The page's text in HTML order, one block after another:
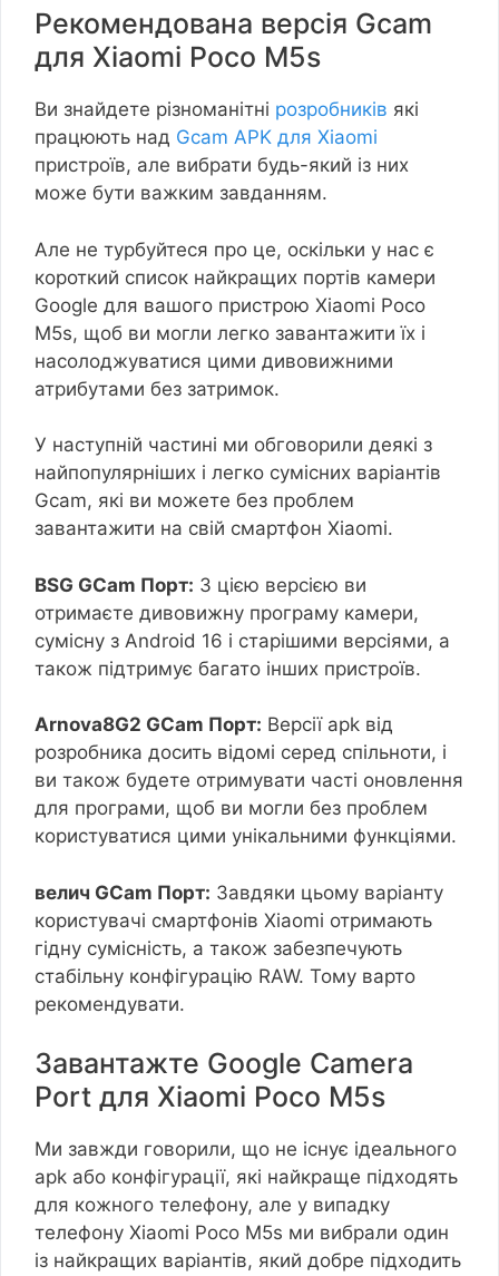
Рекомендована версія Gcam
для Xiaomi Poco M5s
Ви знайдете різноманітні розробників які
працюють над Gcam APK для Xiaomi
пристроїв, але вибрати будь-який із них
може бути важким завданням.
Але не турбуйтеся про це, оскільки у нас є
короткий список найкращих портів камери
Google для вашого пристрою Xiaomi Poco
M5s, щоб ви могли легко завантажити їх і
насолоджуватися цими дивовижними
атрибутами без затримок.
У наступній частині ми обговорили деякі з
найпопулярніших і легко сумісних варіантів
Gcam, які ви можете без проблем
завантажити на свій смартфон Xiaomi.
BSG GCam Порт: З цією версією ви
отримаєте дивовижну програму камери,
сумісну з Android 16 і старішими версіями, а
також підтримує багато інших пристроїв.
Arnova8G2 GCam Порт: Версії apk від
розробника досить відомі серед спільноти, і
ви також будете отримувати часті оновлення
для програми, щоб ви могли без проблем
користуватися цими унікальними функціями.
велич GCam Порт: Завдяки цьому варіанту
користувачі смартфонів Xiaomi отримають
гідну сумісність, а також забезпечують
стабільну конфігурацію RAW. Тому варто
рекомендувати.
Завантажте Google Camera
Port для Xiaomi Poco M5s
Ми завжди говорили, що не існує ідеального
apk або конфігурації, які найкраще підходять
для кожного телефону, але у випадку
телефону Xiaomi Poco M5s ми вибрали один
із найкращих варіантів, який добре підходить